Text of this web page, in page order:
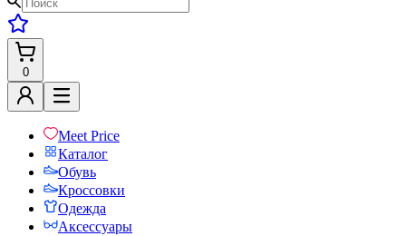
0
Meet Price
Каталог
Обувь
Кроссовки
Одежда
Аксессуары